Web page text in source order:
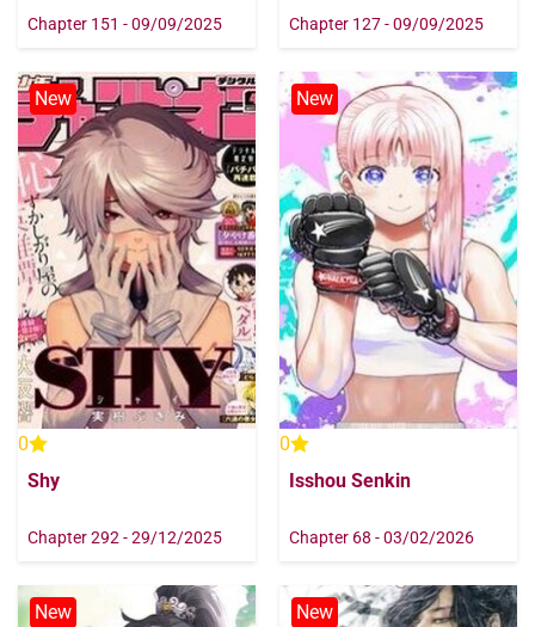
Chapter 151 - 09/09/2025 Chapter 127 - 09/09/2025
New
0
Shy
Chapter 292 - 29/12/2025
New
0
Isshou Senkin
Chapter 68 - 03/02/2026
New New